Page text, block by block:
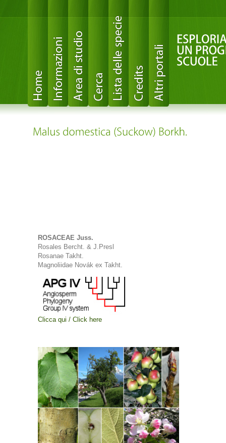
ROSACEAE Juss.
Rosales Bercht. & J.Presl
Rosanae Takht.
Magnoliidae Novák ex Takht.
Clicca qui / Click here